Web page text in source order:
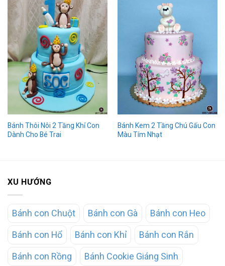
Bánh Thôi Nôi 2 Tầng Khỉ Con
Dành Cho Bé Trai
Bánh Kem 2 Tầng Chú Gấu Con
Màu Tím Nhạt
XU HƯỚNG
Bánh con Chuột Bánh con Gà Bánh con Heo
Bánh con Hổ Bánh con Khỉ Bánh con Rắn
Bánh con Rồng Bánh Cookie Giáng Sinh